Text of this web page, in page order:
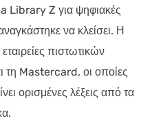
Library Z για ψηφιακές
να κλείσει. Η
πιστωτικών
τη Mastercard, οι οποίες
ορισμένες λέξεις από τα